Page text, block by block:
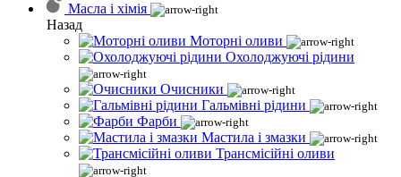
Масла і хімія
Назад
Моторні оливи
Охолоджуючі рідини
Очисники
Гальмівні рідини
Фарби
Мастила і змазки
Трансмісійні оливи